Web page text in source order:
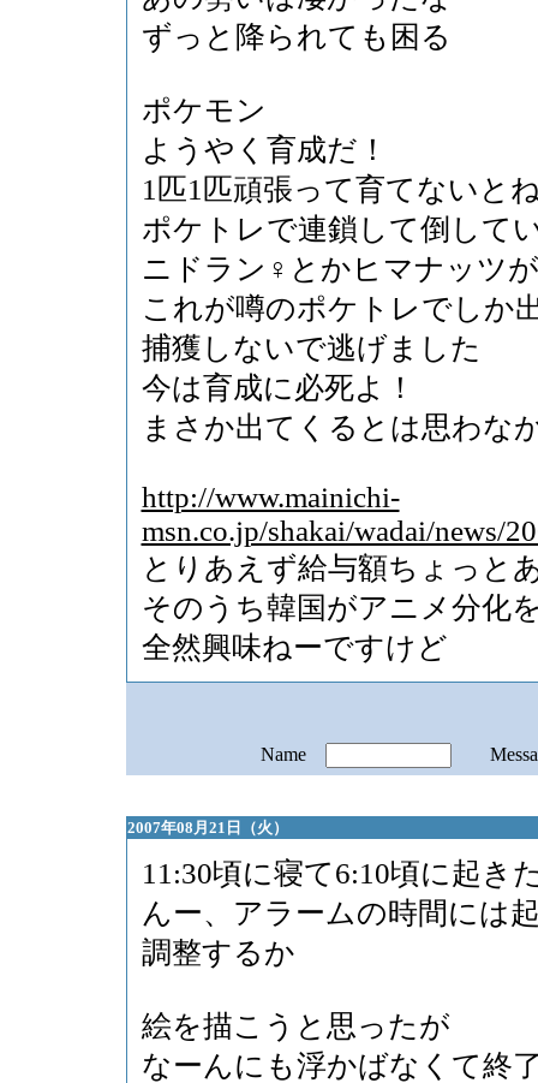
ずっと降られても困る
ポケモン
ようやく育成だ！
1匹1匹頑張って育てないと
ポケトレで連鎖して倒して
ニドラン♀とかヒマナッツ
これが噂のポケトレでしか
捕獲しないで逃げました
今は育成に必死よ！
まさか出てくるとは思わな
http://www.mainichi-
msn.co.jp/shakai/wadai/news/
とりあえず給与額ちょっと
そのうち韓国がアニメ分化
全然興味ねーですけど
Name
2007年08月21日（火）
11:30頃に寝て6:10頃に起き
んー、アラームの時間には
調整するか
絵を描こうと思ったが
なーんにも浮かばなくて終